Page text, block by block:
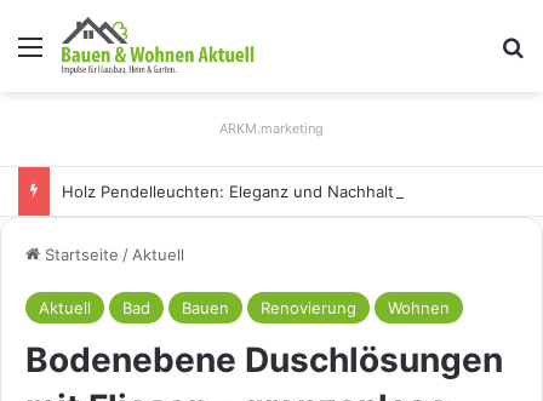
Menü
ARKM.marketing
Startseite / Aktuell
Aktuell Bad Bauen Renovierung Wohnen
Bodenebene Duschlösungen